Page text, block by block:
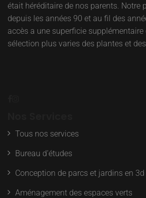
était héréditaire de nos parents. Notre
depuis les années 90 et au fil des
accès a une superficie
sélection plus varies des plantes et
Tous nos services
Bureau d’études
Conception de parcs et jardins en 3d
Aménagement des espaces verts